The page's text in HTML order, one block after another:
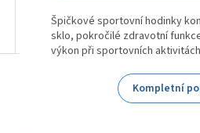
Špičkové sportovní hodinky
sklo, pokročilé zdravotní
výkon při sportovních
Kompletní